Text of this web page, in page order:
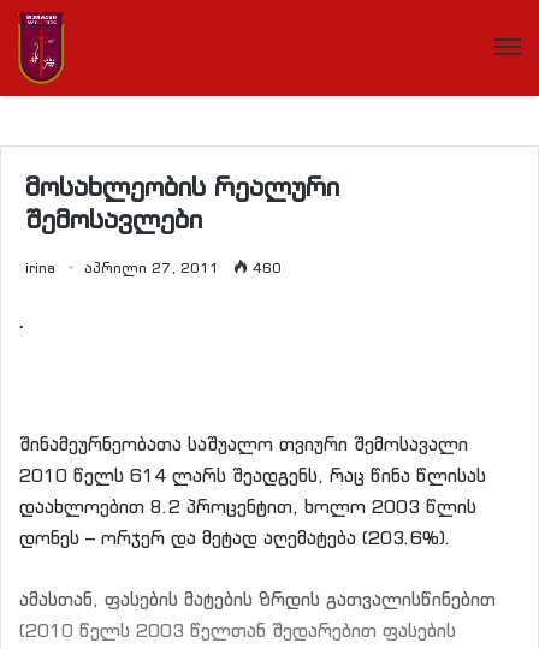
მოსახლეობის რეალური
შემოსავლები
irina აპრილი 27, 2011 460
.
შინამეურნეობათა საშუალო თვიური შემოსავალი
2010 წელს 614 ლარს შეადგენს, რაც წინა წლისას
დაახლოებით 8.2 პროცენტით, ხოლო 2003 წლის
დონეს – ორჯერ და მეტად აღემატება (203.6%).
ამასთან, ფასების მატების ზრდის გათვალისწინებით
(2010 წელს 2003 წელთან შედარებით ფასების